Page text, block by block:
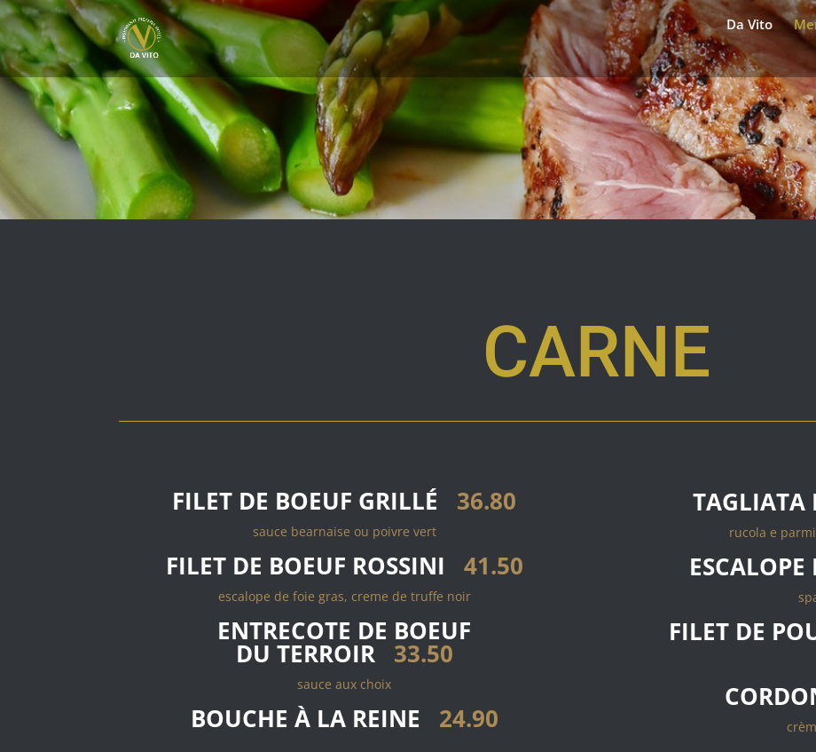
Da Vito
CARNE
FILET DE BOEUF GRILLÉ 36.80
sauce bearnaise ou poivre vert
FILET DE BOEUF ROSSINI 41.50
escalope de foie gras, creme de truffe noir
ENTRECOTE DE BOEUF
DU TERROIR 33.50
sauce aux choix
BOUCHE À LA REINE 24.90
TAGLIATA
rucola e
FILET DE